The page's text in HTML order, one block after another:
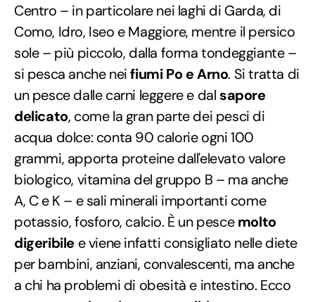
Centro – in particolare nei laghi di Garda, di
Como, Idro, Iseo e Maggiore, mentre il persico
sole – più piccolo, dalla forma tondeggiante –
si pesca anche neifiumi Po e Arno. Si tratta di
un pesce dalle carni leggere e dal sapore
delicato, come la gran parte dei pesci di
acqua dolce: conta 90 calorie ogni 100
grammi, apporta proteine dall'elevato valore
biologico, vitamina del gruppo B – ma anche
A, C e K – e sali minerali importanti come
potassio, fosforo, calcio. È un pescemolto
digeribile e viene infatti consigliato nelle diete
per bambini, anziani, convalescenti, ma anche
a chi ha problemi di obesità e intestino. Ecco